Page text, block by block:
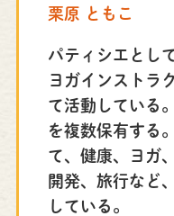
栗原 ともこ
パティシエとし
ヨガインストラ
て活動している
を複数保有する
て、健康、ヨガ
開発、旅行など
している。